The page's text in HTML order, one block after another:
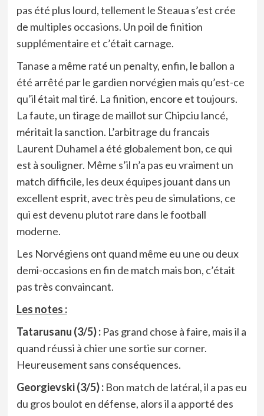
pas été plus lourd, tellement le Steaua s’est crée
de multiples occasions. Un poil de finition
supplémentaire et c’était carnage.
Tanase a même raté un penalty, enfin, le ballon a
été arrêté par le gardien norvégien mais qu’est-ce
qu’il était mal tiré. La finition, encore et toujours.
La faute, un tirage de maillot sur Chipciu lancé,
méritait la sanction. L’arbitrage du francais
Laurent Duhamel a été globalement bon, ce qui
est à souligner. Même s’il n’a pas eu vraiment un
match difficile, les deux équipes jouant dans un
excellent esprit, avec très peu de simulations, ce
qui est devenu plutot rare dans le football
moderne.
Les Norvégiens ont quand même eu une ou deux
demi-occasions en fin de match mais bon, c’était
pas très convaincant.
Les notes :
Tatarusanu (3/5) :Pas grand chose à faire, mais il a
quand réussi à chier une sortie sur corner.
Heureusement sans conséquences.
Georgievski (3/5) :Bon match de latéral, il a pas eu
du gros boulot en défense, alors il a apporté des